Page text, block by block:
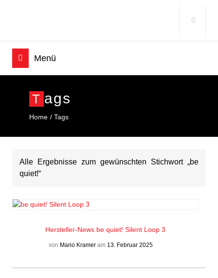
T Ags
Home Tags
Alle Ergebnisse zum gewünschten Stichwort „be
quiet!“
Hersteller-News be quiet! Silent Loop 3
von Mario Krameram 13. Februar 2025